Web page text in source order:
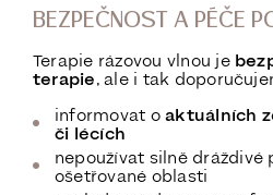
BEZPEČNOST A PÉČE
Terapie rázovou vlnou je
terapie, ale i tak
informovat oaktuálních
či lécích
nepoužívat silně dráždivé
ošetřované oblasti